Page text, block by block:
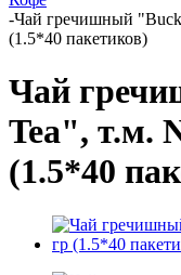
-Чай гречишный
(1.5*40 пакетиков)
Чай
Tea", т.м.
(1.5*40